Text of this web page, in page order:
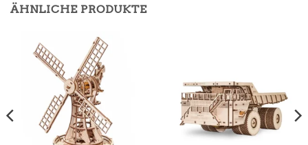
ÄHNLICHE PRODUKTE